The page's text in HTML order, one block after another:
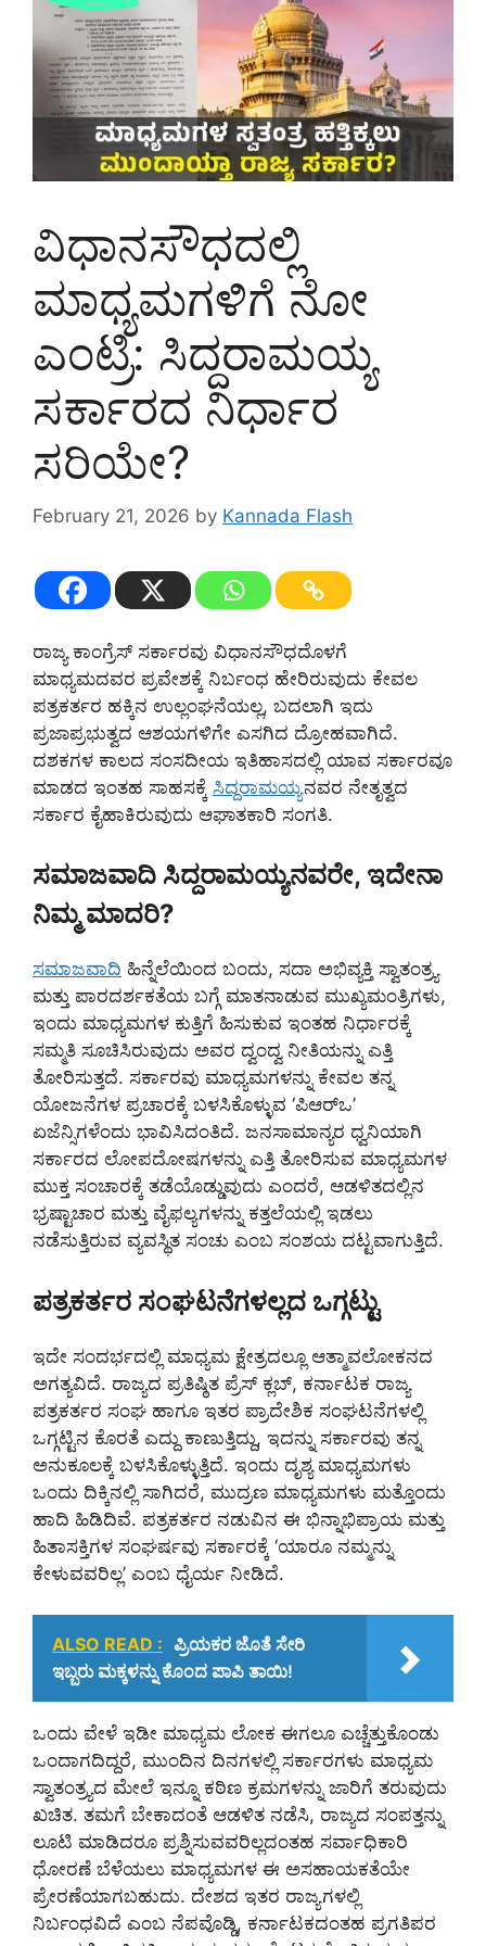
ವಿಧಾನಸೌಧದಲ್ಲಿ
ಮಾಧ್ಯಮಗಳಿಗೆ ನೋ
ಎಂಟ್ರಿ: ಸಿದ್ದರಾಮಯ್ಯ
ಸರ್ಕಾರದ ನಿರ್ಧಾರ
ಸರಿಯೇ?
February 21, 2026 by Kannada Flash
ರಾಜ್ಯ ಕಾಂಗ್ರೆಸ್ ಸರ್ಕಾರವು ವಿಧಾನಸೌಧದೊಳಗೆ
ಮಾಧ್ಯಮದವರ ಪ್ರವೇಶಕ್ಕೆ ನಿರ್ಬಂಧ ಹೇರಿರುವುದು ಕೇವಲ
ಪತ್ರಕರ್ತರ ಹಕ್ಕಿನ ಉಲ್ಲಂಘನೆಯಲ್ಲ, ಬದಲಾಗಿ ಇದು
ಪ್ರಜಾಪ್ರಭುತ್ವದ ಆಶಯಗಳಿಗೇ ಎಸಗಿದ ದ್ರೋಹವಾಗಿದೆ.
ದಶಕಗಳ ಕಾಲದ ಸಂಸದೀಯ ಇತಿಹಾಸದಲ್ಲಿ ಯಾವ ಸರ್ಕಾರವೂ
ಮಾಡದ ಇಂತಹ ಸಾಹಸಕ್ಕೆ ಸಿದ್ದರಾಮಯ್ಯನವರ ನೇತೃತ್ವದ
ಸರ್ಕಾರ ಕೈಹಾಕಿರುವುದು ಆಘಾತಕಾರಿ ಸಂಗತಿ.
ಸಮಾಜವಾದಿ ಸಿದ್ದರಾಮಯ್ಯನವರೇ, ಇದೇನಾ
ನಿಮ್ಮ ಮಾದರಿ?
ಸಮಾಜವಾದಿ ಹಿನ್ನೆಲೆಯಿಂದ ಬಂದು, ಸದಾ ಅಭಿವ್ಯಕ್ತಿ ಸ್ವಾತಂತ್ರ್ಯ
ಮತ್ತು ಪಾರದರ್ಶಕತೆಯ ಬಗ್ಗೆ ಮಾತನಾಡುವ ಮುಖ್ಯಮಂತ್ರಿಗಳು,
ಇಂದು ಮಾಧ್ಯಮಗಳ ಕುತ್ತಿಗೆ ಹಿಸುಕುವ ಇಂತಹ ನಿರ್ಧಾರಕ್ಕೆ
ಸಮ್ಮತಿ ಸೂಚಿಸಿರುವುದು ಅವರ ದ್ವಂದ್ವ ನೀತಿಯನ್ನು ಎತ್ತಿ
ತೋರಿಸುತ್ತದೆ. ಸರ್ಕಾರವು ಮಾಧ್ಯಮಗಳನ್ನು ಕೇವಲ ತನ್ನ
ಯೋಜನೆಗಳ ಪ್ರಚಾರಕ್ಕೆ ಬಳಸಿಕೊಳ್ಳುವ ‘ಪಿಆರ್‌ಒ’
ಏಜೆನ್ಸಿಗಳೆಂದು ಭಾವಿಸಿದಂತಿದೆ. ಜನಸಾಮಾನ್ಯರ ಧ್ವನಿಯಾಗಿ
ಸರ್ಕಾರದ ಲೋಪದೋಷಗಳನ್ನು ಎತ್ತಿ ತೋರಿಸುವ ಮಾಧ್ಯಮಗಳ
ಮುಕ್ತ ಸಂಚಾರಕ್ಕೆ ತಡೆಯೊಡ್ಡುವುದು ಎಂದರೆ, ಆಡಳಿತದಲ್ಲಿನ
ಭ್ರಷ್ಟಾಚಾರ ಮತ್ತು ವೈಫಲ್ಯಗಳನ್ನು ಕತ್ತಲೆಯಲ್ಲಿ ಇಡಲು
ನಡೆಸುತ್ತಿರುವ ವ್ಯವಸ್ಥಿತ ಸಂಚು ಎಂಬ ಸಂಶಯ ದಟ್ಟವಾಗುತ್ತಿದೆ.
ಪತ್ರಕರ್ತರ ಸಂಘಟನೆಗಳಲ್ಲದ ಒಗ್ಗಟ್ಟು
ಇದೇ ಸಂದರ್ಭದಲ್ಲಿ ಮಾಧ್ಯಮ ಕ್ಷೇತ್ರದಲ್ಲೂ ಆತ್ಮಾವಲೋಕನದ
ಅಗತ್ಯವಿದೆ. ರಾಜ್ಯದ ಪ್ರತಿಷ್ಠಿತ ಪ್ರೆಸ್‌ ಕ್ಲಬ್‌, ಕರ್ನಾಟಕ ರಾಜ್ಯ
ಪತ್ರಕರ್ತರ ಸಂಘ ಹಾಗೂ ಇತರ ಪ್ರಾದೇಶಿಕ ಸಂಘಟನೆಗಳಲ್ಲಿ
ಒಗ್ಗಟ್ಟಿನ ಕೊರತೆ ಎದ್ದು ಕಾಣುತ್ತಿದ್ದು, ಇದನ್ನು ಸರ್ಕಾರವು ತನ್ನ
ಅನುಕೂಲಕ್ಕೆ ಬಳಸಿಕೊಳ್ಳುತ್ತಿದೆ. ಇಂದು ದೃಶ್ಯ ಮಾಧ್ಯಮಗಳು
ಒಂದು ದಿಕ್ಕಿನಲ್ಲಿ ಸಾಗಿದರೆ, ಮುದ್ರಣ ಮಾಧ್ಯಮಗಳು ಮತ್ತೊಂದು
ಹಾದಿ ಹಿಡಿದಿವೆ. ಪತ್ರಕರ್ತರ ನಡುವಿನ ಈ ಭಿನ್ನಾಭಿಪ್ರಾಯ ಮತ್ತು
ಹಿತಾಸಕ್ತಿಗಳ ಸಂಘರ್ಷವು ಸರ್ಕಾರಕ್ಕೆ ‘ಯಾರೂ ನಮ್ಮನ್ನು
ಕೇಳುವವರಿಲ್ಲ’ ಎಂಬ ಧೈರ್ಯ ನೀಡಿದೆ.
ALSO READ : ಪ್ರಿಯಕರ ಜೊತೆ ಸೇರಿ
ಇಬ್ಬರು ಮಕ್ಕಳನ್ನು ಕೊಂದ ಪಾಪಿ ತಾಯಿ!
ಒಂದು ವೇಳೆ ಇಡೀ ಮಾಧ್ಯಮ ಲೋಕ ಈಗಲೂ ಎಚ್ಚೆತ್ತುಕೊಂಡು
ಒಂದಾಗದಿದ್ದರೆ, ಮುಂದಿನ ದಿನಗಳಲ್ಲಿ ಸರ್ಕಾರಗಳು ಮಾಧ್ಯಮ
ಸ್ವಾತಂತ್ರ್ಯದ ಮೇಲೆ ಇನ್ನೂ ಕಠಿಣ ಕ್ರಮಗಳನ್ನು ಜಾರಿಗೆ ತರುವುದು
ಖಚಿತ. ತಮಗೆ ಬೇಕಾದಂತೆ ಆಡಳಿತ ನಡೆಸಿ, ರಾಜ್ಯದ ಸಂಪತ್ತನ್ನು
ಲೂಟಿ ಮಾಡಿದರೂ ಪ್ರಶ್ನಿಸುವವರಿಲ್ಲದಂತಹ ಸರ್ವಾಧಿಕಾರಿ
ಧೋರಣೆ ಬೆಳೆಯಲು ಮಾಧ್ಯಮಗಳ ಈ ಅಸಹಾಯಕತೆಯೇ
ಪ್ರೇರಣೆಯಾಗಬಹುದು. ದೇಶದ ಇತರ ರಾಜ್ಯಗಳಲ್ಲಿ
ನಿರ್ಬಂಧವಿದೆ ಎಂಬ ನೆಪವೊಡ್ಡಿ, ಕರ್ನಾಟಕದಂತಹ ಪ್ರಗತಿಪರ